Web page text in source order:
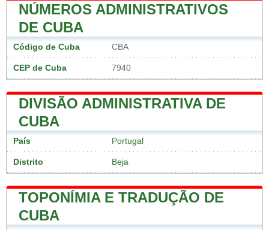
NÚMEROS ADMINISTRATIVOS
DE CUBA
Código de Cuba CBA
CEP de Cuba 7940
DIVISÃO ADMINISTRATIVA DE
CUBA
País Portugal
Distrito Beja
TOPONÍMIA E TRADUÇÃO DE
CUBA